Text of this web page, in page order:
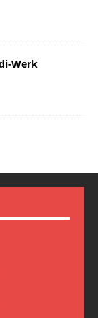
Werk